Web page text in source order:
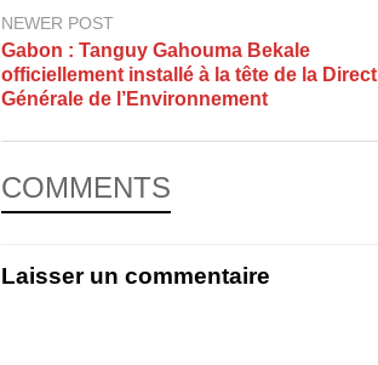
NEWER POST
Gabon : Tanguy Gahouma Bekale
officiellement installé à la tête de la
Générale de l’Environnement
COMMENTS
Laisser un commentaire